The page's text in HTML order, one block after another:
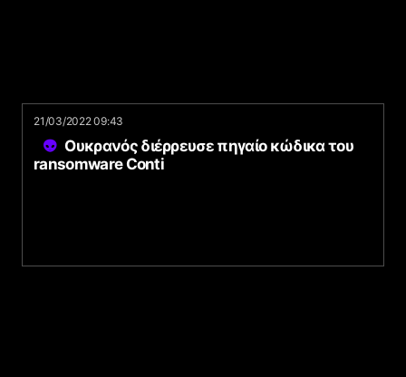
21/03/2022 09:43
Ουκρανός διέρρευσε πηγαίο κώδικα του
ransomware Conti